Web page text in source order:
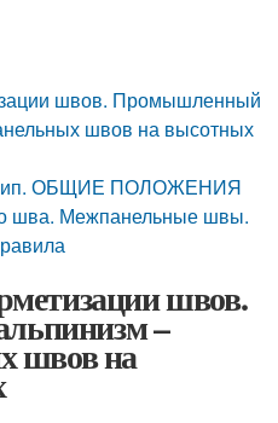
швов. Промышленный
швов на высотных
ОБЩИЕ ПОЛОЖЕНИЯ
шва. Межпанельные швы.
швов.
–
швов на